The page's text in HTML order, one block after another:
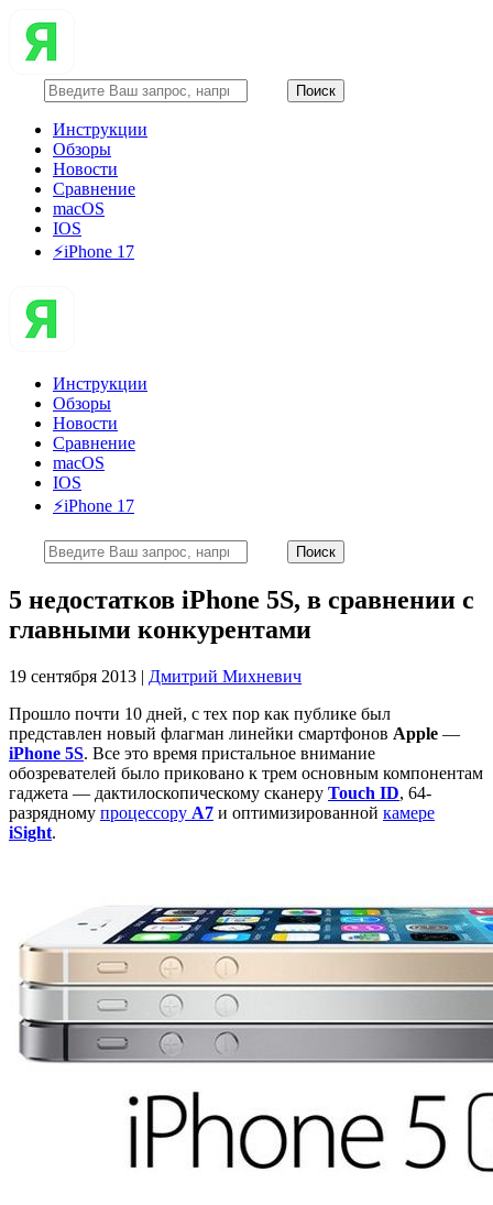
Инструкции
Обзоры
Новости
Сравнение
macOS
IOS
⚡️iPhone 17
Инструкции
Обзоры
Новости
Сравнение
macOS
IOS
⚡️iPhone 17
5 недостатков iPhone 5S, в сравнении с
главными конкурентами
19 сентября 2013 | Дмитрий Михневич
Прошло почти 10 дней, с тех пор как публике был
представлен новый флагман линейки смартфонов Apple —
iPhone 5S. Все это время пристальное внимание
обозревателей было приковано к трем основным компонентам
гаджета — дактилоскопическому сканеру Touch ID, 64-
разрядному процессору А7 и оптимизированной камере
iSight.